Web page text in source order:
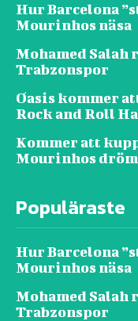
Hur Barcelona
Mourinhos näsa
Mohamed Salah
Trabzonspor
Oasis kommer
Rock and Roll
Kommer att
Mourinhos
Populäraste
Hur Barcelona
Mourinhos näsa
Mohamed Salah
Trabzonspor